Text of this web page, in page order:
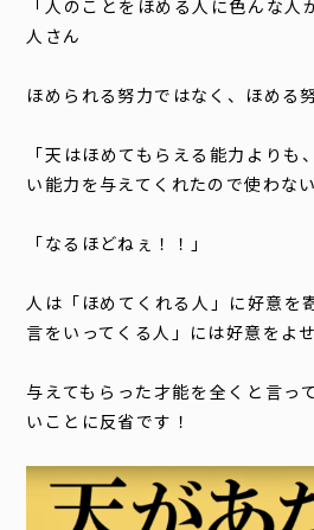
「人のことをほめる人に色んな人
人さん
ほめられる努力ではなく、ほめる
「天はほめてもらえる能力よりも
い能力を与えてくれたので使わな
「なるほどねぇ！！」
人は「ほめてくれる人」に好意を
言をいってくる人」には好意をよ
与えてもらった才能を全くと言っ
いことに反省です！